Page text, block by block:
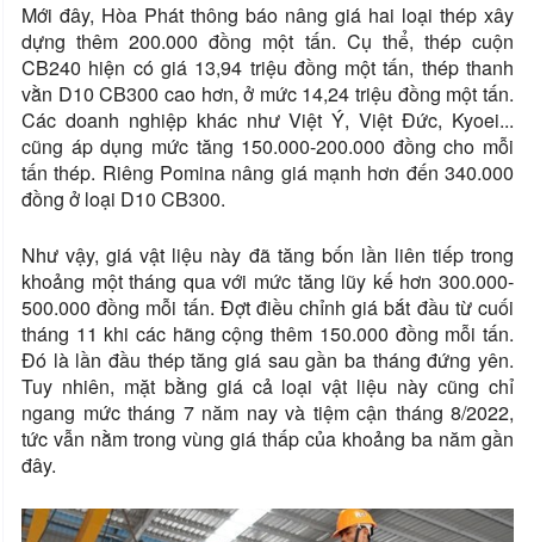
Mới đây, Hòa Phát thông báo nâng giá hai loại thép xây
dựng thêm 200.000 đồng một tấn. Cụ thể, thép cuộn
CB240 hiện có giá 13,94 triệu đồng một tấn, thép thanh
vằn D10 CB300 cao hơn, ở mức 14,24 triệu đồng một tấn.
Các doanh nghiệp khác như Việt Ý, Việt Đức, Kyoei...
cũng áp dụng mức tăng 150.000-200.000 đồng cho mỗi
tấn thép. Riêng Pomina nâng giá mạnh hơn đến 340.000
đồng ở loại D10 CB300.
Như vậy, giá vật liệu này đã tăng bốn lần liên tiếp trong
khoảng một tháng qua với mức tăng lũy kế hơn 300.000-
500.000 đồng mỗi tấn. Đợt điều chỉnh giá bắt đầu từ cuối
tháng 11 khi các hãng cộng thêm 150.000 đồng mỗi tấn.
Đó là lần đầu thép tăng giá sau gần ba tháng đứng yên.
Tuy nhiên, mặt bằng giá cả loại vật liệu này cũng chỉ
ngang mức tháng 7 năm nay và tiệm cận tháng 8/2022,
tức vẫn nằm trong vùng giá thấp của khoảng ba năm gần
đây.